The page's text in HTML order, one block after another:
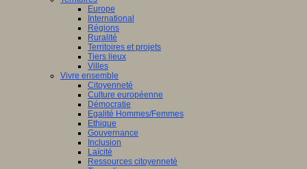
Europe
International
Régions
Ruralité
Territoires et projets
Tiers lieux
Villes
Vivre ensemble
Citoyenneté
Culture européenne
Démocratie
Egalité Hommes/Femmes
Ethique
Gouvernance
Inclusion
Laïcité
Ressources citoyenneté